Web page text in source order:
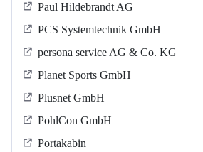
Paul Hildebrandt AG
PCS Systemtechnik GmbH
persona service AG & Co. KG
Planet Sports GmbH
Plusnet GmbH
PohlCon GmbH
Portakabin